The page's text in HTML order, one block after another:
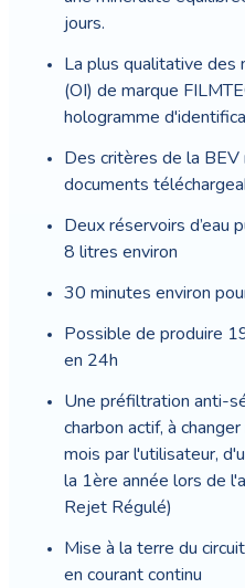
jours.
La plus qualitative des
(OI) de marque
hologramme
Des critères de la
documents
Deux réservoirs d’eau
8 litres environ
30 minutes environ
Possible de produire
en 24h
Une préfiltration anti-
charbon actif, à
mois par l'utilisateur,
la 1ère année lors de
Rejet Régulé)
Mise à la terre du
en courant continu